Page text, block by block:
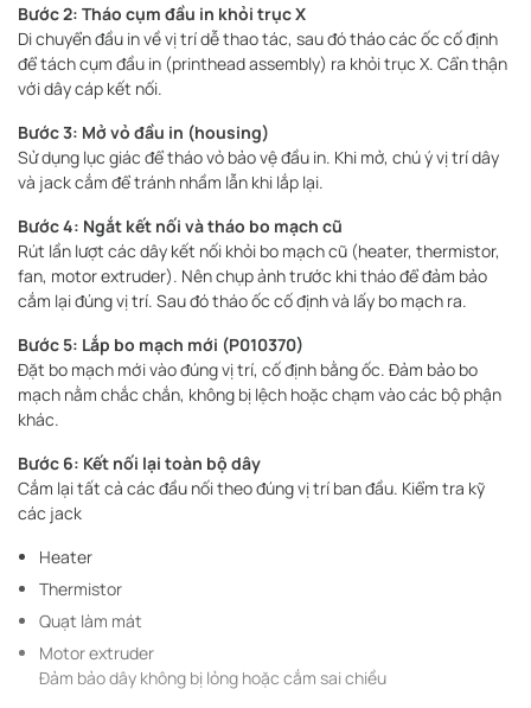
Bước 2: Tháo cụm đầu in khỏi trục X
Di chuyển đầu in về vị trí dễ thao tác, sau đó tháo các ốc cố định
để tách cụm đầu in (printhead assembly) ra khỏi trục X. Cẩn thận
với dây cáp kết nối.
Bước 3: Mở vỏ đầu in (housing)
Sử dụng lục giác để tháo vỏ bảo vệ đầu in. Khi mở, chú ý vị trí dây
và jack cắm để tránh nhầm lẫn khi lắp lại.
Bước 4: Ngắt kết nối và tháo bo mạch cũ
Rút lần lượt các dây kết nối khỏi bo mạch cũ (heater, thermistor,
fan, motor extruder). Nên chụp ảnh trước khi tháo để đảm bảo
cắm lại đúng vị trí. Sau đó tháo ốc cố định và lấy bo mạch ra.
Bước 5: Lắp bo mạch mới (P010370)
Đặt bo mạch mới vào đúng vị trí, cố định bằng ốc. Đảm bảo bo
mạch nằm chắc chắn, không bị lệch hoặc chạm vào các bộ phận
khác.
Bước 6: Kết nối lại toàn bộ dây
Cắm lại tất cả các đầu nối theo đúng vị trí ban đầu. Kiểm tra kỹ
các jack
Heater
Thermistor
Quạt làm mát
Motor extruder
Đảm bảo dây không bị lỏng hoặc cắm sai chiều